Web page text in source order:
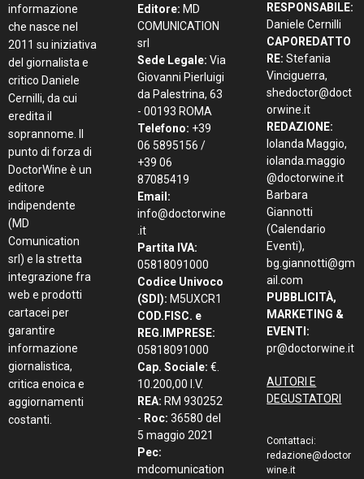
informazione
che nasce nel
2011 su iniziativa
del giornalista e
critico Daniele
Cernilli, da cui
eredita il
soprannome. Il
punto di forza di
DoctorWine è un
editore
indipendente
(MD
Comunication
srl) e la stretta
integrazione fra
web e prodotti
cartacei per
garantire
informazione
giornalistica,
critica enoica e
aggiornamenti
costanti.
Editore: MD
COMUNICATION
srl
Sede Legale: Via
Giovanni Pierluigi
da Palestrina, 63
- 00193 ROMA
Telefono: +39
06 5895156 /
+39 06
87085419
Email:
info@doctorwine
.it
Partita IVA:
05818091000
Codice Univoco
(SDI): M5UXCR1
COD.FISC. e
REG.IMPRESE:
05818091000
Cap. Sociale: €.
10.200,00 I.V.
REA: RM 930252
- Roc: 36580 del
5 maggio 2021
Pec:
mdcomunication
RESPONSABILE:
Daniele Cernilli
CAPOREDATTO
RE: Stefania
Vinciguerra,
shedoctor@doct
orwine.it
REDAZIONE:
Iolanda Maggio,
iolanda.maggio
@doctorwine.it
Barbara
Giannotti
(Calendario
Eventi),
bg.giannotti@gm
ail.com
PUBBLICITÀ,
MARKETING &
EVENTI:
pr@doctorwine.it
AUTORI E
DEGUSTATORI
Contattaci:
redazione@doctor
wine.it